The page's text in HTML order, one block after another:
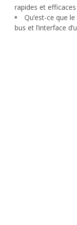
rapides et efficaces
Qu’est-ce que
bus et l’interface